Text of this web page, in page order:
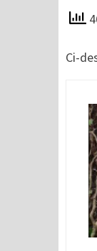
Ci-